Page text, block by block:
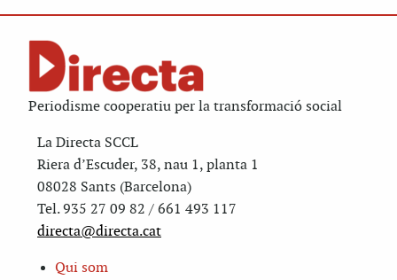
Periodisme cooperatiu per la transformació social
La Directa SCCL
Riera d’Escuder, 38, nau 1, planta 1
08028 Sants (Barcelona)
Tel. 935 27 09 82 / 661 493 117
directa@directa.cat
Qui som